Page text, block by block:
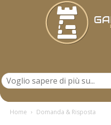
Home Domanda & Risposta